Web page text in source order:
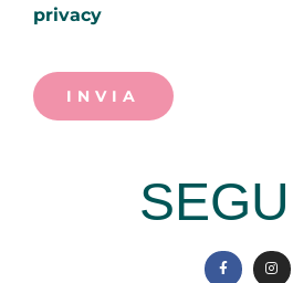
privacy
INVIA